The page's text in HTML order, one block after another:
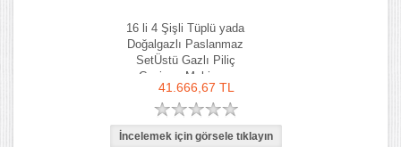
16 li 4 Şişli Tüplü yada
Doğalgazlı Paslanmaz
SetÜstü Gazlı Piliç
Çevirme Makinası
41.666,67 TL